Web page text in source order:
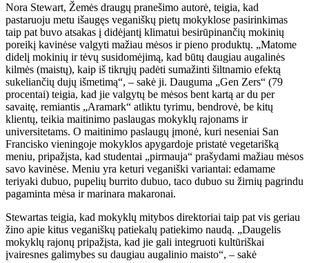
Nora Stewart, Žemės draugų pranešimo autorė, teigia, kad
pastaruoju metu išaugęs veganiškų pietų mokyklose pasirinkimas
taip pat buvo atsakas į didėjantį klimatui besirūpinančių mokinių
poreikį kavinėse valgyti mažiau mėsos ir pieno produktų. „Matome
didelį mokinių ir tėvų susidomėjimą, kad būtų daugiau augalinės
kilmės (maistų), kaip iš tikrųjų padėti sumažinti šiltnamio efektą
sukeliančių dujų išmetimą“, – sakė ji. Dauguma „Gen Zers“ (79
procentai) teigia, kad jie valgytų be mėsos bent kartą ar du per
savaitę, remiantis „Aramark“ atliktu tyrimu, bendrovė, be kitų
klientų, teikia maitinimo paslaugas mokyklų rajonams ir
universitetams. O maitinimo paslaugų įmonė, kuri neseniai San
Francisko vieningoje mokyklos apygardoje pristatė vegetarišką
meniu, pripažįsta, kad studentai „pirmauja“ prašydami mažiau mėsos
savo kavinėse. Meniu yra keturi veganiški variantai: edamame
teriyaki dubuo, pupelių burrito dubuo, taco dubuo su žirnių pagrindu
pagaminta mėsa ir marinara makaronai.
Stewartas teigia, kad mokyklų mitybos direktoriai taip pat vis geriau
žino apie kitus veganiškų patiekalų patiekimo naudą. „Daugelis
mokyklų rajonų pripažįsta, kad jie gali integruoti kultūriškai
įvairesnes galimybes su daugiau augalinio maisto“, – sakė